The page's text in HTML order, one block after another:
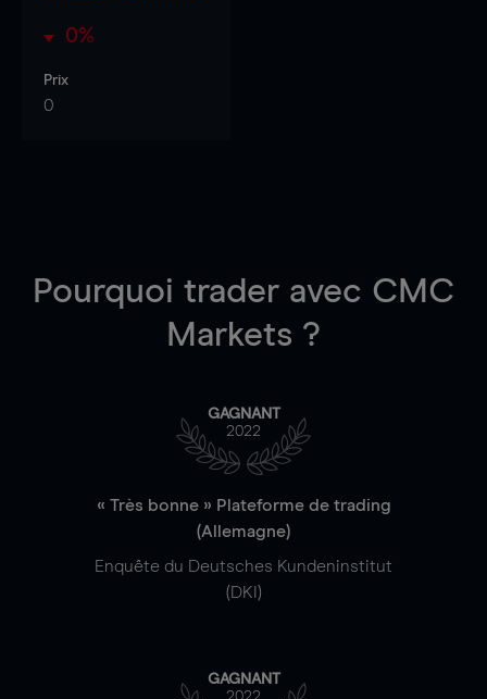
0%
Prix
0
Pourquoi trader avec CMC
Markets ?
GAGNANT
2022
« Très bonne » Plateforme de trading
(Allemagne)
Enquête du Deutsches Kundeninstitut
(DKI)
GAGNANT